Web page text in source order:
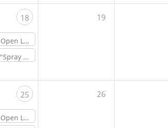
18
Open Lab Day
"Spray your Textile" – Workshop vor Ort im ViNN:Lab
19
25
Open Lab Day
26